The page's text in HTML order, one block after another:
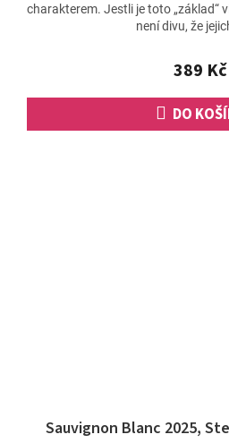
je
4,8
5
389 Kč
DO
charakterem. Jestli je toto „základ“
není divu, že
Sauvignon Blanc 2025,